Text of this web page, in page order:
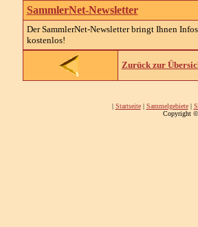
SammlerNet-Newsletter
Der SammlerNet-Newsletter bringt Ihnen
kostenlos!
Zurück zur
| Startseite| Sammelgebiete|
Copyright ©